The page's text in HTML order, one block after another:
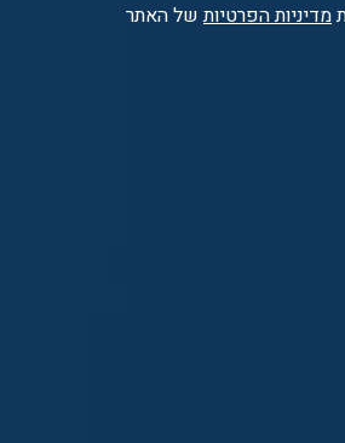
מדיניות הפרטיותשל האתר‬